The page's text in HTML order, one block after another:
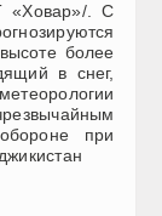
«Ховар»/. С
более
в снег,
при